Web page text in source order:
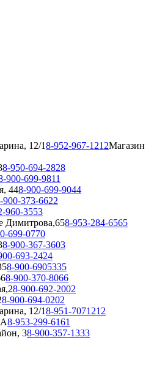
12/18-952-967-1212Магазин
8-950-694-2828
900-699-9811
448-900-699-9044
900-373-6622
960-3553
Димитрова,658-953-284-6565
699-0770
8-900-367-3603
693-2424
8-900-6905335
8-900-370-8066
8-900-692-2002
8-900-694-0202
12/18-951-7071212
8-953-299-6161
38-900-357-1333